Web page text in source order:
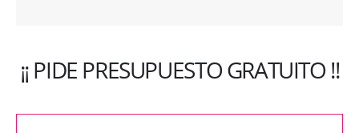
¡¡ PIDE PRESUPUESTO GRATUITO !!